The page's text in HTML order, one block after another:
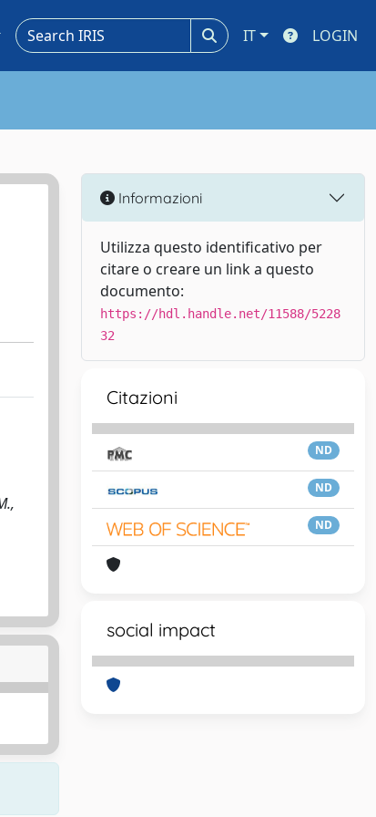
IT LOGIN
Informazioni
Utilizza questo identificativo per
citare o creare un link a questo
documento:
https://hdl.handle.net/11588/5228
32
Citazioni
ND
ND
ND
social impact